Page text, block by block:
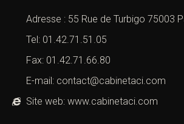
Adresse : 55 Rue de Turbigo 75003
Tel: 01.42.71.51.05
Fax: 01.42.71.66.80
E-mail: contact@cabinetaci.com
Site web: www.cabinetaci.com